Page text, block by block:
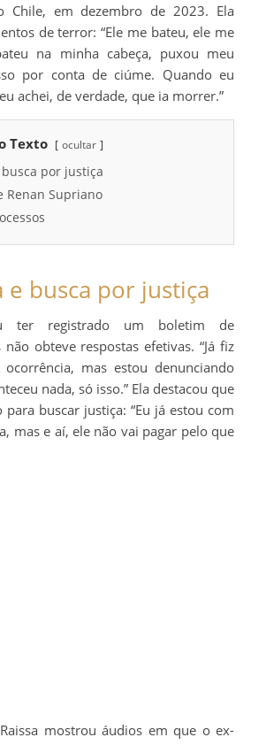
Chile, em dezembro de 2023. Ela
de terror: “Ele me bateu, ele me
na minha cabeça, puxou meu
por conta de ciúme. Quando eu
achei, de verdade, que ia morrer.”
Texto ocultar
por justiça
Renan Supriano
e busca por justiça
ter registrado um boletim de
obteve respostas efetivas. “Já fiz
mas estou denunciando
nada, só isso.” Ela destacou que
para buscar justiça: “Eu já estou com
mas e aí, ele não vai pagar pelo que
mostrou áudios em que o ex-